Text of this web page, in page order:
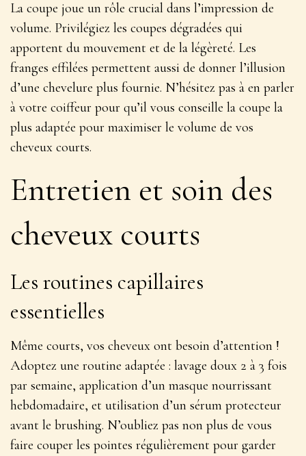
La coupe joue un rôle crucial dans l’impression de
volume. Privilégiez les coupes dégradées qui
apportent du mouvement et de la légèreté. Les
franges effilées permettent aussi de donner l’illusion
d’une chevelure plus fournie. N’hésitez pas à en parler
à votre coiffeur pour qu’il vous conseille la coupe la
plus adaptée pour maximiser le volume de vos
cheveux courts.
Entretien et soin des
cheveux courts
Les routines capillaires
essentielles
Même courts, vos cheveux ont besoin d’attention !
Adoptez une routine adaptée : lavage doux 2 à 3 fois
par semaine, application d’un masque nourrissant
hebdomadaire, et utilisation d’un sérum protecteur
avant le brushing. N’oubliez pas non plus de vous
faire couper les pointes régulièrement pour garder